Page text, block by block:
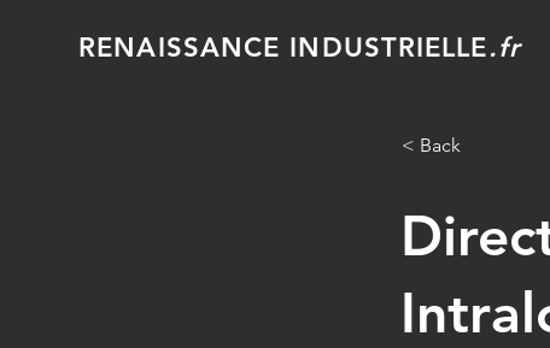
RENAISSANCE INDUSTRIELLE.fr
< Back